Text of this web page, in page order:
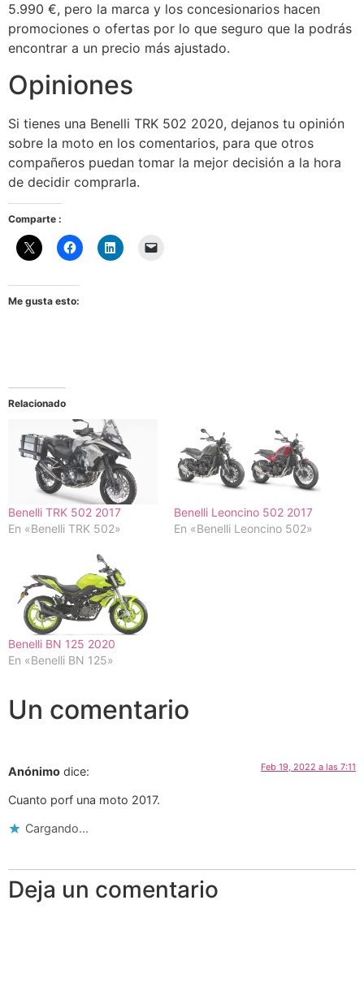
5.990 €, pero la marca y los concesionarios hacen
promociones o ofertas por lo que seguro que la podrás
encontrar a un precio más ajustado.
Opiniones
Si tienes una Benelli TRK 502 2020, dejanos tu opinión
sobre la moto en los comentarios, para que otros
compañeros puedan tomar la mejor decisión a la hora
de decidir comprarla.
Comparte :
Me gusta esto:
Relacionado
Benelli TRK 502 2017
En «Benelli TRK 502»
Benelli Leoncino 502 2017
En «Benelli Leoncino 502»
Benelli BN 125 2020
En «Benelli BN 125»
Un comentario
Anónimo dice: Feb 19, 2022 a las 7:11
Cuanto porf una moto 2017.
Cargando...
Deja un comentario